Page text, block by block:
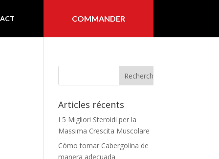
COMMANDER
Articles récents
I 5 Migliori Steroidi per la
Massima Crescita Muscolare
Cómo tomar Cabergolina de
manera adecuada